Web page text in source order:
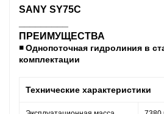
SANY SY75C
ПРЕИМУЩЕСТВА
◾️Однопоточная гидролиния в
комплектации
Технические характеристики